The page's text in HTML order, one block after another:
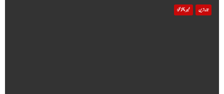
تازہ ترین خیبر پختونخوا